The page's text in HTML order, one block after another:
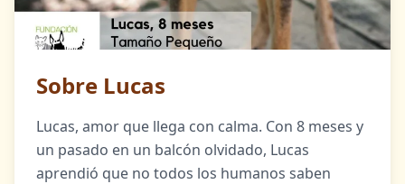
Sobre Lucas
Lucas, amor que llega con calma. Con 8 meses y
un pasado en un balcón olvidado, Lucas
aprendió que no todos los humanos saben